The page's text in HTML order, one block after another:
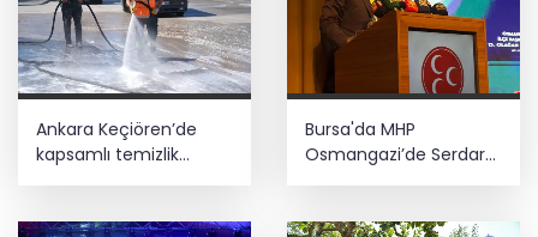
Ankara Keçiören’de
kapsamlı temizlik
seferberliği
Bursa'da MHP
Osmangazi’de Serdar
Burulday dönemi